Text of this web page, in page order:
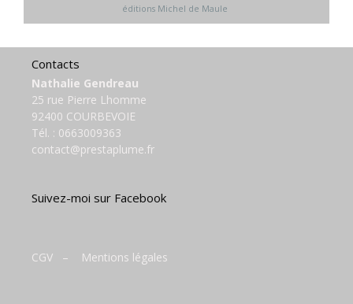
éditions Michel de Maule
Contacts
Nathalie Gendreau
25 rue Pierre Lhomme
92400 COURBEVOIE
Tél. : 0663009363
contact@prestaplume.fr
Suivez-moi sur Facebook
CGV – Mentions légales